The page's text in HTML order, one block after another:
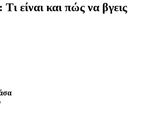
είναι και πώς να βγεις